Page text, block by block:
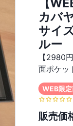
【
カバ
サイ
ルー
【2980
面ポケッ
WEB限
販売価